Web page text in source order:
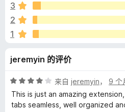
件
t
y
l
e
3
2
1
jeremyin 的评价
评
分
4
来自 jeremyin， 9 个
This is just an amazing
tabs seamless, well organized